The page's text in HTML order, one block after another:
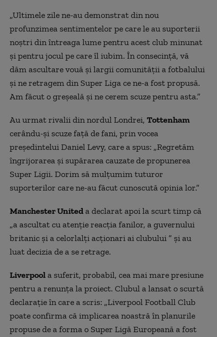
„Ultimele zile ne-au demonstrat din nou
profunzimea sentimentelor pe care le au suporterii
noștri din întreaga lume pentru acest club minunat
și pentru jocul pe care îl iubim. În consecință, vă
dăm ascultare vouă și largii comunității a fotbalului
și ne retragem din Super Liga ce ne-a fost propusă.
Am făcut o greșeală și ne cerem scuze pentru asta.”
Au urmat rivalii din nordul Londrei, Tottenham
cerându-și scuze față de fani, prin vocea
președintelui Daniel Levy, care a spus: „Regretăm
îngrijorarea și supărarea cauzate de propunerea
Super Ligii. Dorim să mulțumim tuturor
suporterilor care ne-au făcut cunoscută opinia lor.”
Manchester Uniteda declarat apoi la scurt timp că
„a ascultat cu atenție reacția fanilor, a guvernului
britanic și a celorlalți acționari ai clubului ” și au
luat decizia de a se retrage.
Liverpoola suferit, probabil, cea mai mare presiune
pentru a renunța la proiect. Clubul a lansat o scurtă
declarație în care a scris: „Liverpool Football Club
poate confirma că implicarea noastră în planurile
propuse de a forma o Super Ligă Europeană a fost